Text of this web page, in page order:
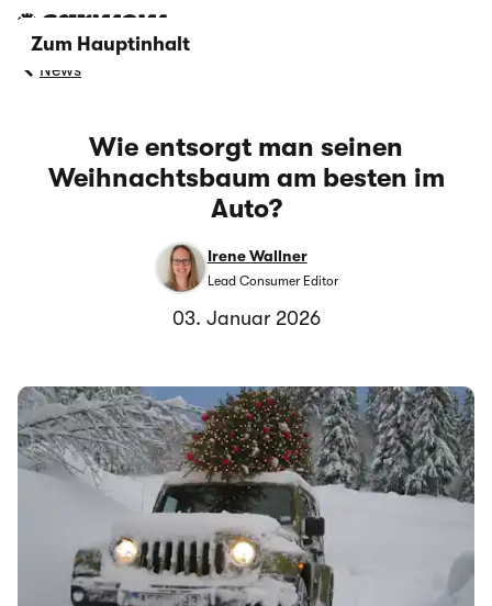
Zum Hauptinhalt
News
Wie entsorgt man seinen
Weihnachtsbaum am besten im
Auto?
Irene Wallner
Lead Consumer Editor
03. Januar 2026